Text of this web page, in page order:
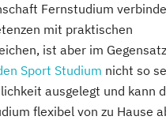
Fernstudium
mit praktischen
ist aber im
Sport Studium nicht so
ausgelegt und kann
flexibel von zu Hause